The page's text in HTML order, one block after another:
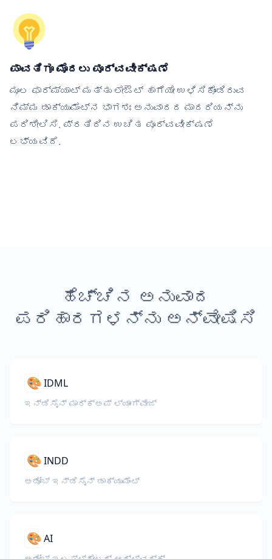
ಪಾವತಿಗೂ ಮೊದಲು ಪೂರ್ವವೀಕ್ಷಣೆ
ಮೂಲ ಫಾರ್ಮ್ಯಾಟ್ ಮತ್ತು ಲೇಔಟ್ ಹಾಗೆಯೇ ಉಳಿಸಿಕೊಂಡಿರುವ
ನಿಮ್ಮ ಡಾಕ್ಯುಮೆಂಟ್‌ನ ಭಾಗಶಃ ಅನುವಾದದ ಮಾದರಿಯನ್ನು
ಪರಿಶೀಲಿಸಿ. ಪ್ರತಿದಿನ ಉಚಿತ ಪೂರ್ವವೀಕ್ಷಣೆ
ಲಭ್ಯವಿದೆ.
ಹೆಚ್ಚಿನ ಅನುವಾದ
ಪರಿಹಾರಗಳನ್ನು ಅನ್ವೇಷಿಸಿ
🎨IDML
ಇನ್‌ಡಿಸೈನ್ ಮಾರ್ಕ್‌ಅಪ್ ಲ್ಯಾಂಗ್ವೇಜ್
🎨INDD
ಅಡೋಬ್ ಇನ್‌ಡಿಸೈನ್ ಡಾಕ್ಯುಮೆಂಟ್
🎨AI